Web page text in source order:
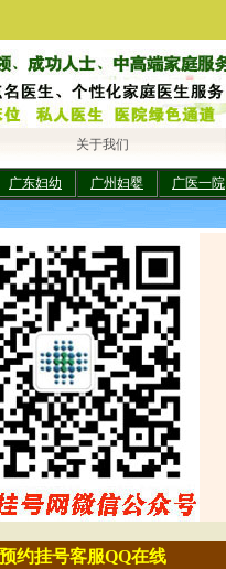
关于我们
广东妇幼 广州妇婴
广医一院
约挂号客服QQ在线